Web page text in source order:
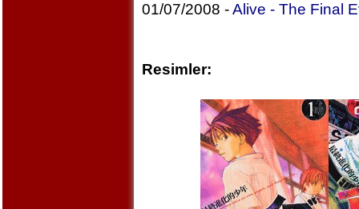
01/07/2008 -Alive - The Final
Resimler: